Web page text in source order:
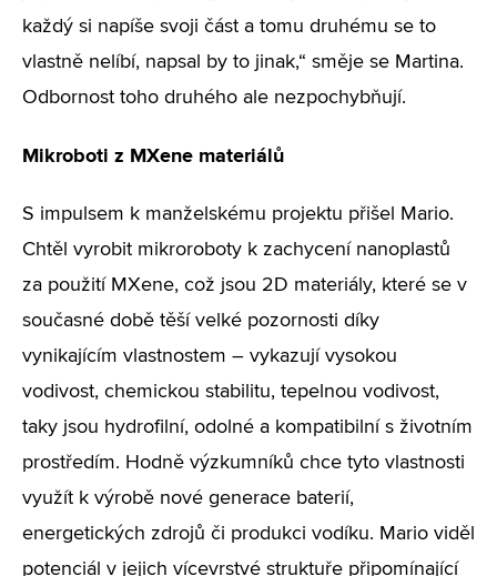
každý si napíše svoji část a tomu druhému se to
vlastně nelíbí, napsal by to jinak,“ směje se Martina.
Odbornost toho druhého ale nezpochybňují.
Mikroboti z MXene materiálů
S impulsem k manželskému projektu přišel Mario.
Chtěl vyrobit mikroroboty k zachycení nanoplastů
za použití MXene, což jsou 2D materiály, které se v
současné době těší velké pozornosti díky
vynikajícím vlastnostem – vykazují vysokou
vodivost, chemickou stabilitu, tepelnou vodivost,
taky jsou hydrofilní, odolné a kompatibilní s životním
prostředím. Hodně výzkumníků chce tyto vlastnosti
využít k výrobě nové generace baterií,
energetických zdrojů či produkci vodíku. Mario viděl
potenciál v jejich vícevrstvé struktuře připomínající